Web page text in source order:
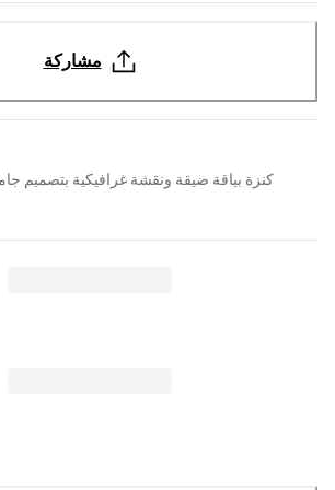
مشاركة
كنزة بياقة ضيقة ونقشة غرافيكية بتصميم